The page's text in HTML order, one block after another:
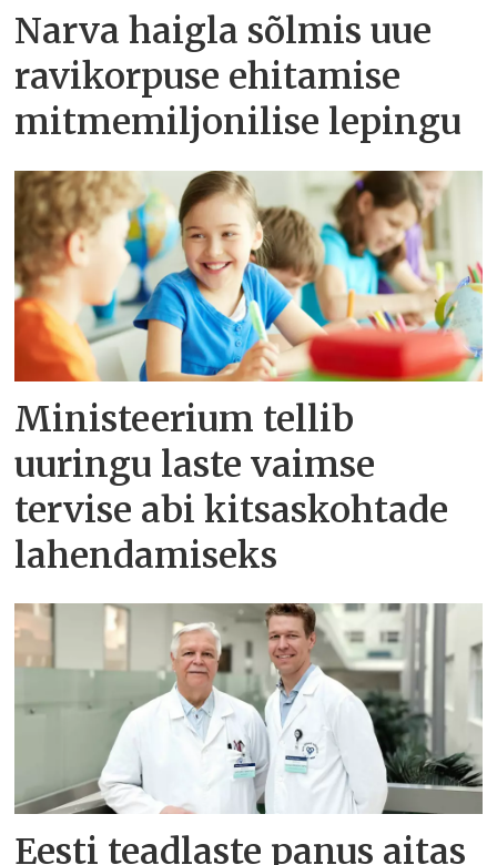
Narva haigla sõlmis uue
ravikorpuse ehitamise
mitmemiljonilise lepingu
Ministeerium tellib
uuringu laste vaimse
tervise abi kitsaskohtade
lahendamiseks
Eesti teadlaste panus aitas